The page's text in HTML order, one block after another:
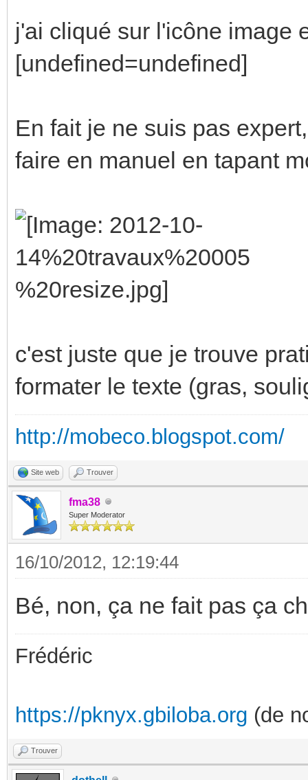
j'ai cliqué sur l'icône image
[undefined=undefined]
En fait je ne suis pas
faire en manuel en tapant
c'est juste que je trouve
formater le texte (gras,
http://mobeco.blogspot.com/
Site web Trouver
fma38
Super Moderator
16/10/2012, 12:19:44
Bé, non, ça ne fait pas ça
Frédéric
https://pknyx.gbiloba.org (de
Trouver